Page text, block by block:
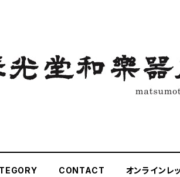
CONTACT オンラインレ